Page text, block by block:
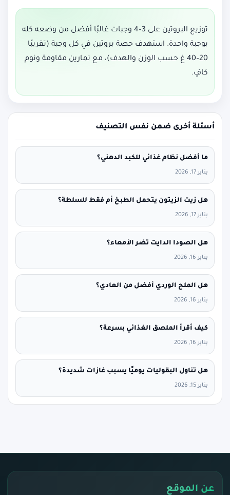
توزيع البروتين على 3–4 وجبات غالبًا أفضل من وضعه كله
بوجبة واحدة. استهدف حصة بروتين في كل وجبة (تقريبًا
20–40 غ حسب الوزن والهدف)، مع تمارين مقاومة ونوم
كافٍ.
أسئلة أخرى ضمن نفس التصنيف
ما أفضل نظام غذائي للكبد الدهني؟
يناير 17, 2026
هل زيت الزيتون يتحمل الطبخ أم فقط للسلطة؟
يناير 17, 2026
هل الصودا الدايت تضر الأمعاء؟
يناير 16, 2026
هل الملح الوردي أفضل من العادي؟
يناير 16, 2026
كيف أقرأ الملصق الغذائي بسرعة؟
يناير 16, 2026
هل تناول البقوليات يوميًا يسبب غازات شديدة؟
يناير 15, 2026
عن الموقع